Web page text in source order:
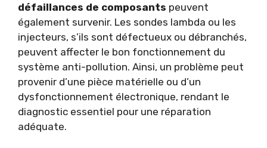
défaillances de composants peuvent
également survenir. Les sondes lambda ou les
injecteurs, s’ils sont défectueux ou débranchés,
peuvent affecter le bon fonctionnement du
système anti-pollution. Ainsi, un problème peut
provenir d’une pièce matérielle ou d’un
dysfonctionnement électronique, rendant le
diagnostic essentiel pour une réparation
adéquate.